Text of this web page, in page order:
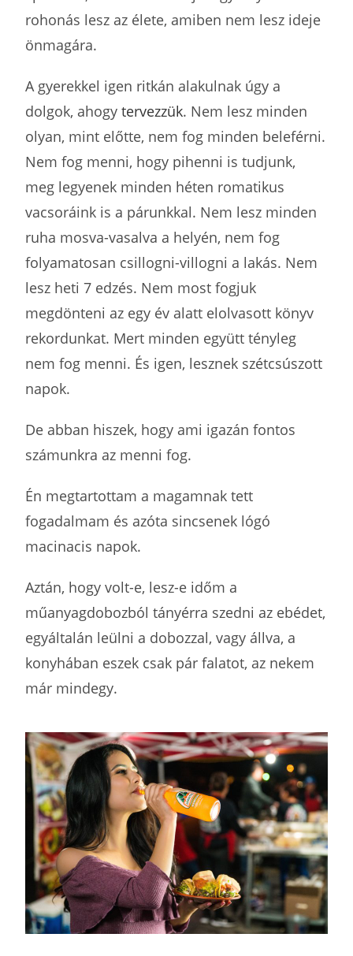
rohonás lesz az élete, amiben nem lesz ideje
önmagára.
A gyerekkel igen ritkán alakulnak úgy a
dolgok, ahogytervezzük. Nem lesz minden
olyan, mint előtte, nem fog minden beleférni.
Nem fog menni, hogy pihenni is tudjunk,
meg legyenek minden héten romatikus
vacsoráink is a párunkkal. Nem lesz minden
ruha mosva-vasalva a helyén, nem fog
folyamatosan csillogni-villogni a lakás. Nem
lesz heti 7 edzés. Nem most fogjuk
megdönteni az egy év alatt elolvasott könyv
rekordunkat. Mert minden együtt tényleg
nem fog menni. És igen, lesznek szétcsúszott
napok.
De abban hiszek, hogy ami igazán fontos
számunkra az menni fog.
Én megtartottam a magamnak tett
fogadalmam és azóta sincsenek lógó
macinacis napok.
Aztán, hogy volt-e, lesz-e időm a
műanyagdobozból tányérra szedni az ebédet,
egyáltalán leülni a dobozzal, vagy állva, a
konyhában eszek csak pár falatot, az nekem
már mindegy.